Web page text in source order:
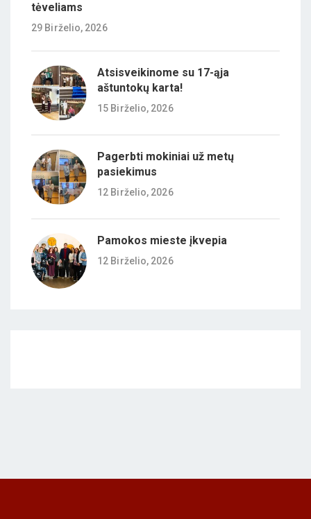
tėveliams
29 Birželio, 2026
Atsisveikinome su 17-ąja
aštuntokų karta!
15 Birželio, 2026
Pagerbti mokiniai už metų
pasiekimus
12 Birželio, 2026
Pamokos mieste įkvepia
12 Birželio, 2026